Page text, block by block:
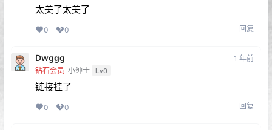
太美了太美了
0 0 回复
Dwggg
钻石会员 小绅士 Lv0
1 年前
链接挂了
0 0 回复